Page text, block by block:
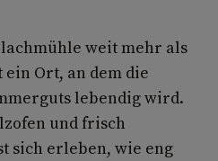
weit mehr als
Ort, an dem die
lebendig wird.
und frisch
sich erleben, wie eng